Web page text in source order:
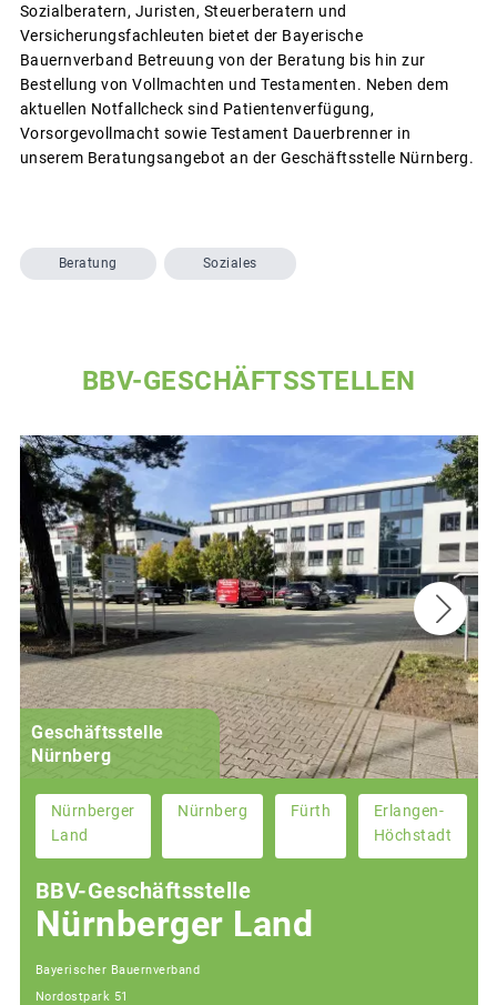
Sozialberatern, Juristen, Steuerberatern und
Versicherungsfachleuten bietet der Bayerische
Bauernverband Betreuung von der Beratung bis hin zur
Bestellung von Vollmachten und Testamenten. Neben dem
aktuellen Notfallcheck sind Patientenverfügung,
Vorsorgevollmacht sowie Testament Dauerbrenner in
unserem Beratungsangebot an der Geschäftsstelle Nürnberg.
Beratung Soziales
BBV-GESCHÄFTSSTELLEN
Geschäftsstelle
Nürnberg
Nürnberger
Land
Nürnberg Fürth
Erlangen-
Höchstadt
BBV-Geschäftsstelle
Nürnberger Land
Bayerischer Bauernverband
Nordostpark 51